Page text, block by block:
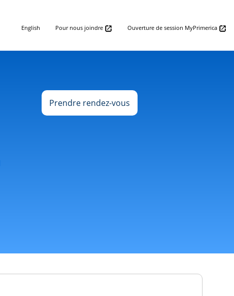
English Pour nous joindre Ouverture de session MyPrimerica
Prendre rendez-vous